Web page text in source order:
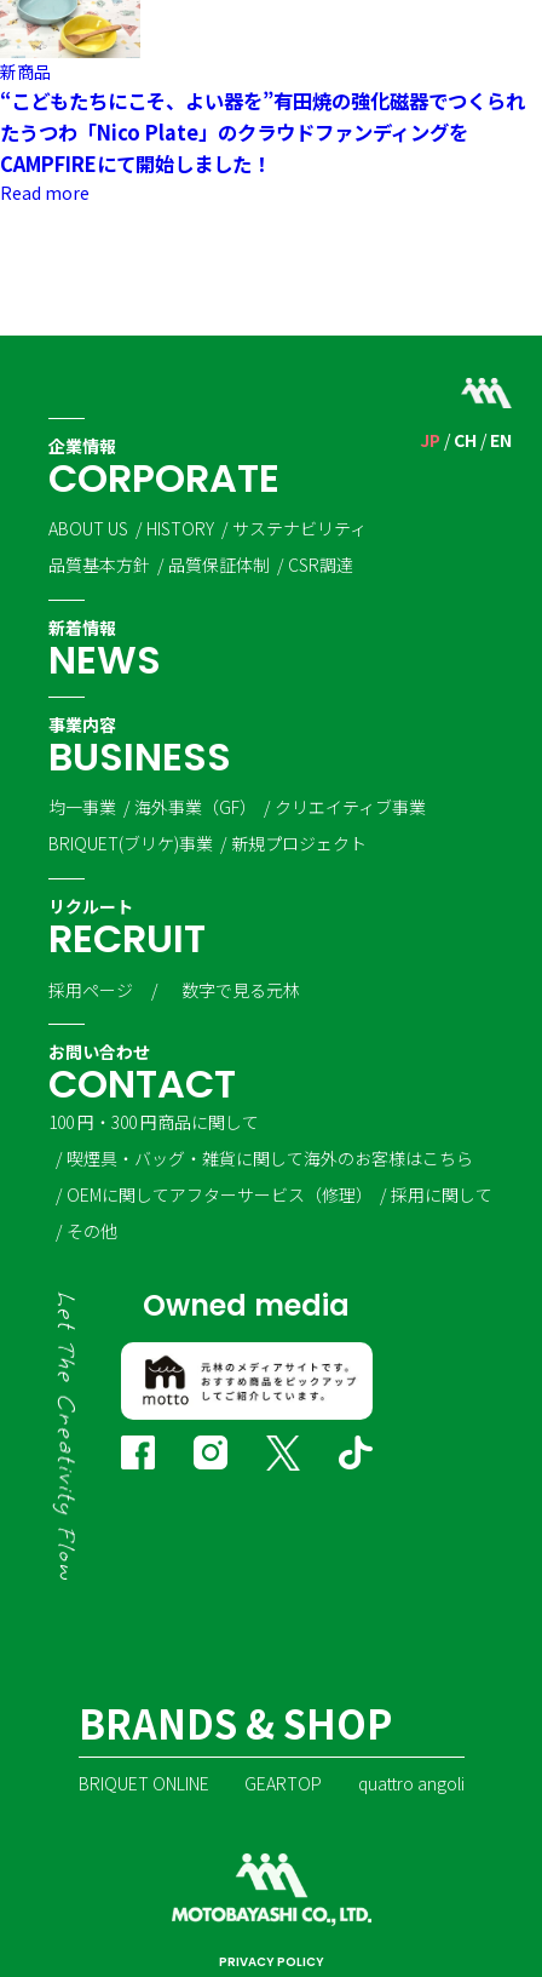
新商品
“こどもたちにこそ、よい器を”有田焼の強化磁器でつくられ
たうつわ「Nico Plate」のクラウドファンディングを
CAMPFIREにて開始しました！
Read more
JP CH EN
企業情報
CORPORATE
ABOUT US HISTORY
サステナビリティ
品質基本方針
品質保証体制 CSR調達
新着情報
NEWS
事業内容
BUSINESS
均一事業 海外事業（GF）
クリエイティブ事業
BRIQUET(ブリケ)事業
新規プロジェクト
リクルート
RECRUIT
採用ページ 数字で見る元林
お問い合わせ
CONTACT
100 円・300 円商品に関して
喫煙具・バッグ・雑貨に関して海外のお客様はこちら
OEMに関してアフターサービス（修理）
採用に関して
その他
Owned media
BRANDS & SHOP
BRIQUET ONLINE GEARTOP quattro angoli
PRIVACY POLICY